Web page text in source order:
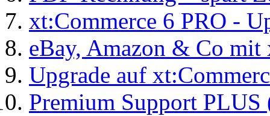
xt:Commerce 6 PRO -
eBay, Amazon & Co
Upgrade auf
Premium Support